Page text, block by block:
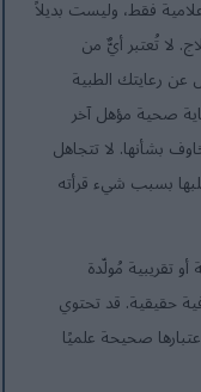
فقط، وليست بديلاً
لا تُعتبر أيٌّ من
عن رعايتك الطبية
صحية مؤهل آخر
بشأنها. لا تتجاهل
بسبب شيء قرأته
تقريبية مُولّدة
حقيقية. قد تحتوي
صحيحة علميًا